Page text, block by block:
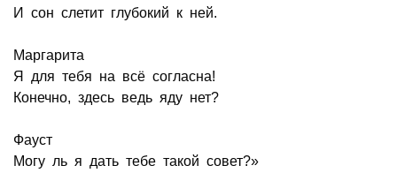
И сон слетит глубокий к ней.
Маргарита
Я для тебя на всё согласна!
Конечно, здесь ведь яду нет?
Фауст
Могу ль я дать тебе такой совет?»